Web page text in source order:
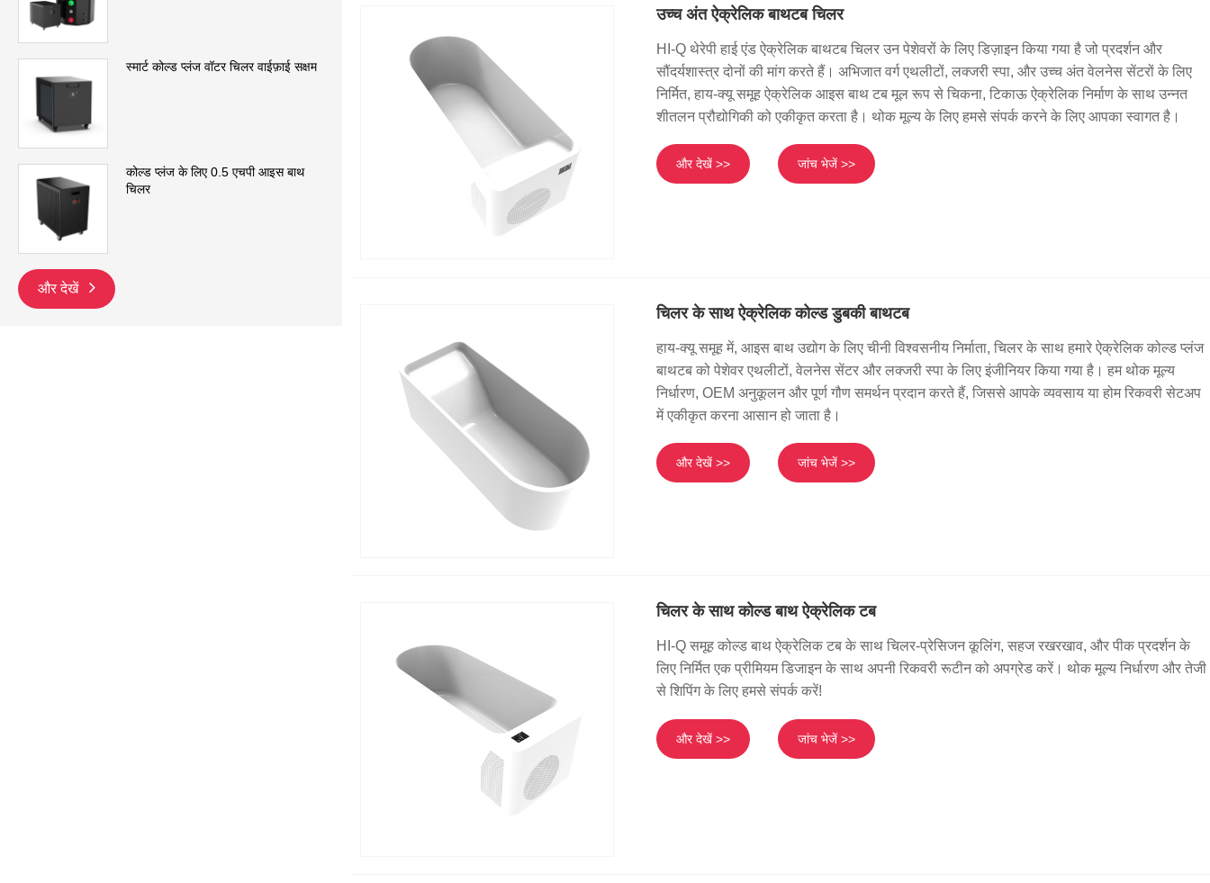
स्मार्ट कोल्ड प्लंज वॉटर चिलर वाईफ़ाई सक्षम
कोल्ड प्लंज के लिए 0.5 एचपी आइस बाथ
चिलर
और देखें
उच्च अंत ऐक्रेलिक बाथटब चिलर
HI-Q थेरेपी हाई एंड ऐक्रेलिक बाथटब चिलर उन पेशेवरों के लिए डिज़ाइन किया गया है जो प्रदर्शन और
सौंदर्यशास्त्र दोनों की मांग करते हैं। अभिजात वर्ग एथलीटों, लक्जरी स्पा, और उच्च अंत वेलनेस सेंटरों के लिए
निर्मित, हाय-क्यू समूह ऐक्रेलिक आइस बाथ टब मूल रूप से चिकना, टिकाऊ ऐक्रेलिक निर्माण के साथ उन्नत
शीतलन प्रौद्योगिकी को एकीकृत करता है। थोक मूल्य के लिए हमसे संपर्क करने के लिए आपका स्वागत है।
और देखें >> जांच भेजें >>
चिलर के साथ ऐक्रेलिक कोल्ड डुबकी बाथटब
हाय-क्यू समूह में, आइस बाथ उद्योग के लिए चीनी विश्वसनीय निर्माता, चिलर के साथ हमारे ऐक्रेलिक कोल्ड प्लंज
बाथटब को पेशेवर एथलीटों, वेलनेस सेंटर और लक्जरी स्पा के लिए इंजीनियर किया गया है। हम थोक मूल्य
निर्धारण, OEM अनुकूलन और पूर्ण गौण समर्थन प्रदान करते हैं, जिससे आपके व्यवसाय या होम रिकवरी सेटअप
में एकीकृत करना आसान हो जाता है।
और देखें >> जांच भेजें >>
चिलर के साथ कोल्ड बाथ ऐक्रेलिक टब
HI-Q समूह कोल्ड बाथ ऐक्रेलिक टब के साथ चिलर-प्रेसिजन कूलिंग, सहज रखरखाव, और पीक प्रदर्शन के
लिए निर्मित एक प्रीमियम डिजाइन के साथ अपनी रिकवरी रूटीन को अपग्रेड करें। थोक मूल्य निर्धारण और तेजी
से शिपिंग के लिए हमसे संपर्क करें!
और देखें >> जांच भेजें >>